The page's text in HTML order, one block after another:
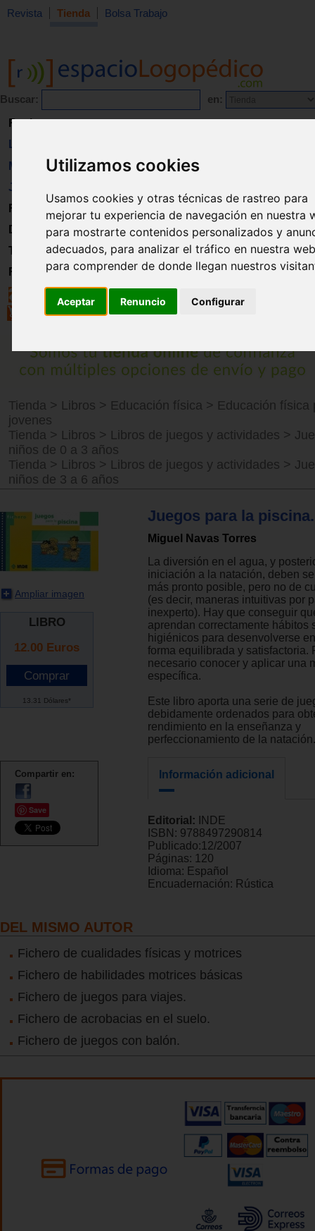
Utilizamos cookies
Usamos cookies y otras técnicas de rastreo para
mejorar tu experiencia de navegación en nuestra
para mostrarte contenidos personalizados y
adecuados, para analizar el tráfico en nuestra
para comprender de donde llegan nuestros
Aceptar Renuncio Configurar
Revista Tienda Bolsa Trabajo
Buscar: en:
Revista
Libros
Material
Juguetes
Formación
Directorio
Trabajo
Registro
Tienda > Libros > Educación física > Educación física
jovenes
Tienda > Libros > Libros de juegos y actividades >
niños de 0 a 3 años
Tienda > Libros > Libros de juegos y actividades >
niños de 3 a 6 años
Ampliar imagen
LIBRO
12.00 Euros
13.31 Dólares*
Compartir en:
Save
Juegos para la piscina.
Miguel Navas Torres
La diversión en el agua, y
iniciación a la natación, deben
más pronto posible, pero no de
(es decir, maneras intuitivas por
inexperto). Hay que conseguir
aprendan correctamente hábitos
higiénicos para desenvolverse
forma equilibrada y satisfactoria.
necesario conocer y aplicar una
específica.
Este libro aporta una serie de
debidamente ordenados para
rendimiento en la enseñanza y
perfeccionamiento de la natación.
Información adicional
Editorial:
INDE
ISBN: 9788497290814
Publicado:12/2007
Páginas: 120
Idioma: Español
Encuadernación: Rústica
DEL MISMO AUTOR
Fichero de cualidades físicas y motrices
Fichero de habilidades motrices básicas
Fichero de juegos para viajes.
Fichero de acrobacias en el suelo.
Fichero de juegos con balón.